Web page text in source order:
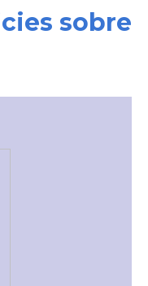
de Victòriasobre